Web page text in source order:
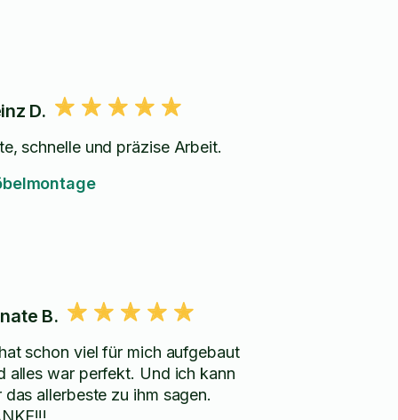
D.
schnelle und präzise Arbeit.
B.
schon viel für mich aufgebaut
alles war perfekt. Und ich kann
das allerbeste zu ihm sagen.